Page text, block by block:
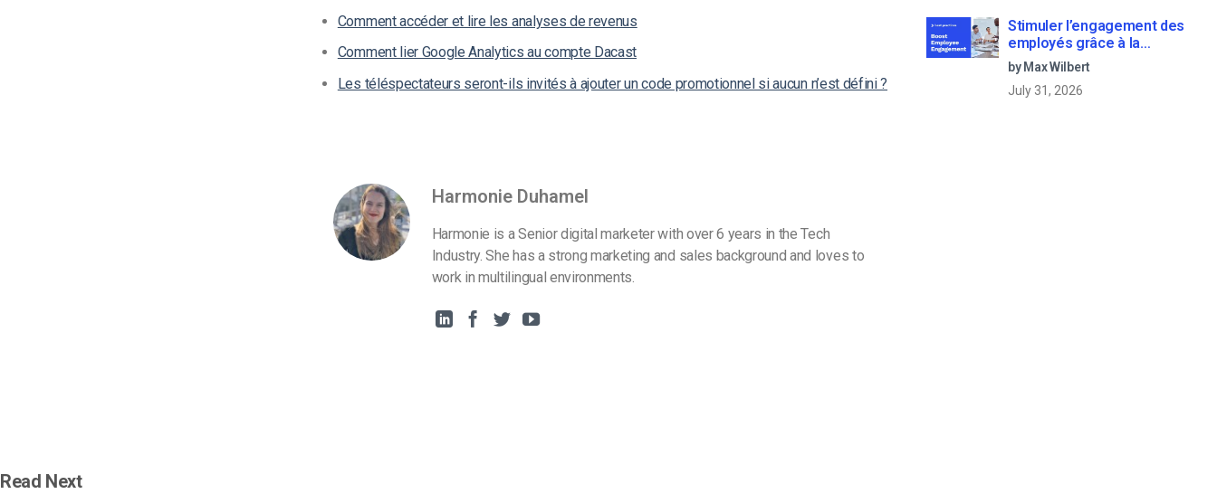
Comment accéder et lire les analyses de revenus
Comment lier Google Analytics au compte Dacast
Les téléspectateurs seront-ils invités à ajouter un code promotionnel si aucun n’est défini ?
Harmonie Duhamel
Harmonie is a Senior digital marketer with over 6 years in the Tech
Industry. She has a strong marketing and sales background and loves to
work in multilingual environments.
Stimuler l’engagement des
employés grâce à la
communication d’entreprise
en direct
by Max Wilbert
July 31, 2026
Read Next